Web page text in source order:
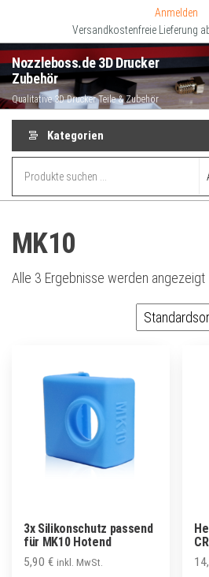
springen
Anmelden
Versandkostenfreie Lieferung
Nozzleboss.de 3D Drucker
Zubehör
Qualitative 3D Drucker Teile & Zubehör
Kategorien
MK10
Alle 3 Ergebnisse werden angezeigt
3x Silikonschutz passend
für MK10 Hotend
5,90 € inkl. MwSt.